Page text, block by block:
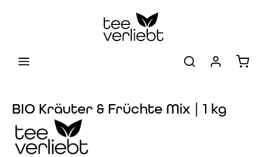
BIO Kräuter & Früchte Mix | 1 kg